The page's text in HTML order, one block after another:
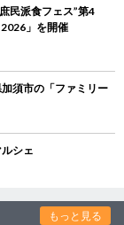
民派食フェス”第4
」を開催
須市の「ファミリー
シェ
もっと見る